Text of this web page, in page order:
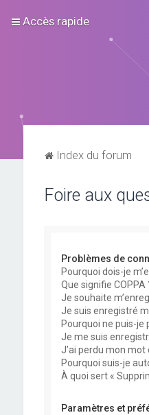
Accès rapide
Index du forum
Foire aux
Problèmes de
Pourquoi dois-je
Que signifie COPPA
Je souhaite
Je suis enregistré
Pourquoi ne puis-je
Je me suis
J’ai perdu mon mot
Pourquoi suis-je
À quoi sert «
Paramètres et